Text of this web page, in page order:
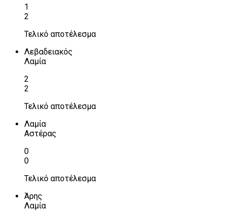
1
2
Τελικό αποτέλεσμα
Λεβαδειακός
Λαμία
2
2
Τελικό αποτέλεσμα
Λαμία
Αστέρας
0
0
Τελικό αποτέλεσμα
Άρης
Λαμία